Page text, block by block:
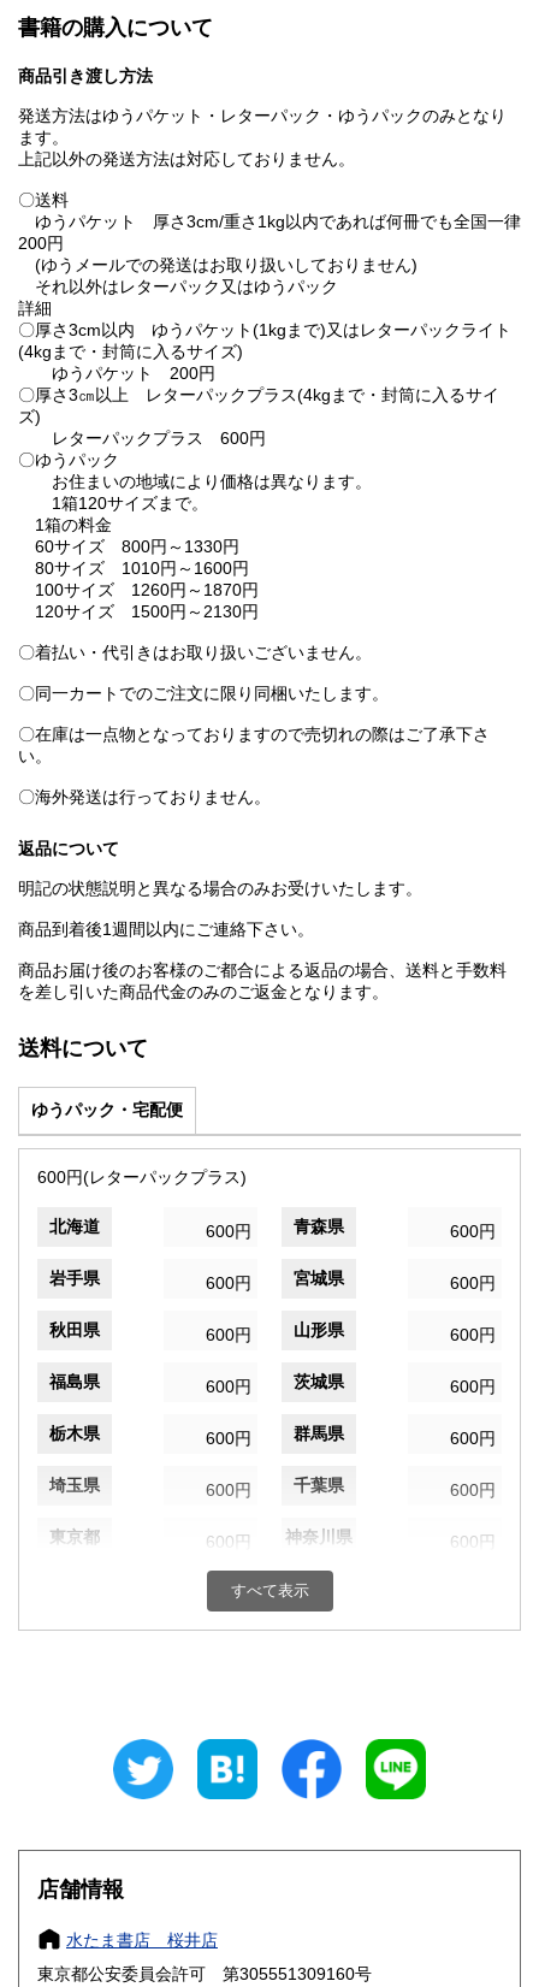
書籍の購入について
商品引き渡し方法
発送方法はゆうパケット・レターパック・ゆうパックのみとなり
ます。
上記以外の発送方法は対応しておりません。
〇送料
ゆうパケット 厚さ3cm/重さ1kg以内であれば何冊でも全国一律
200円
(ゆうメールでの発送はお取り扱いしておりません)
それ以外はレターパック又はゆうパック
詳細
〇厚さ3cm以内 ゆうパケット(1kgまで)又はレターパックライト
(4kgまで・封筒に入るサイズ)
ゆうパケット 200円
〇厚さ3㎝以上 レターパックプラス(4kgまで・封筒に入るサイ
ズ)
レターパックプラス 600円
〇ゆうパック
お住まいの地域により価格は異なります。
1箱120サイズまで。
1箱の料金
60サイズ 800円～1330円
80サイズ 1010円～1600円
100サイズ 1260円～1870円
120サイズ 1500円～2130円
〇着払い・代引きはお取り扱いございません。
〇同一カートでのご注文に限り同梱いたします。
〇在庫は一点物となっておりますので売切れの際はご了承下さ
い。
〇海外発送は行っておりません。
返品について
明記の状態説明と異なる場合のみお受けいたします。
商品到着後1週間以内にご連絡下さい。
商品お届け後のお客様のご都合による返品の場合、送料と手数料
を差し引いた商品代金のみのご返金となります。
送料について
ゆうパック・宅配便
600円(レターパックプラス)
北海道 600円 青森県 600円
岩手県 600円 宮城県 600円
秋田県 600円 山形県 600円
福島県 600円 茨城県 600円
栃木県 600円 群馬県 600円
埼玉県 600円 千葉県 600円
東京都 600円 神奈川県 600円
600円 富山県
静岡県
600円 三重県
滋賀県 600円 京都府 600円
大阪府
奈良県
すべて表示
店舗情報
水たま書店 桜井店
東京都公安委員会許可 第305551309160号